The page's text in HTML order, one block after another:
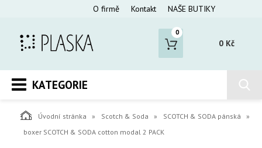
O firmě Kontakt NAŠE BUTIKY
0
0 Kč
KATEGORIE
Úvodní stránka Scotch & Soda
SCOTCH & SODA pánská
boxer SCOTCH & SODA cotton modal 2 PACK